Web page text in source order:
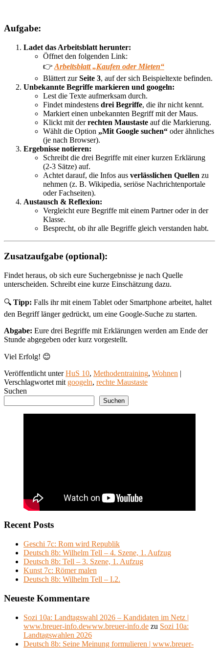
Aufgabe:
Ladet das Arbeitsblatt herunter:
Öffnet den folgenden Link:
👉 Arbeitsblatt „Kaufen oder Mieten“
Blättert zurSeite 3, auf der sich Beispieltexte befinden.
Unbekannte Begriffe markieren und googeln:
Lest die Texte aufmerksam durch.
Findet mindestens drei Begriffe, die ihr nicht kennt.
Markiert einen unbekannten Begriff mit der Maus.
Klickt mit derrechten Maustaste auf die Markierung.
Wählt die Option „Mit Google suchen“ oder ähnliches
(je nach Browser).
Ergebnisse notieren:
Schreibt die drei Begriffe mit einer kurzen Erklärung
(2-3 Sätze) auf.
Achtet darauf, die Infos aus verlässlichen Quellen zu
nehmen (z. B. Wikipedia, seriöse Nachrichtenportale
oder Fachseiten).
Austausch & Reflexion:
Vergleicht eure Begriffe mit einem Partner oder in der
Klasse.
Besprecht, ob ihr alle Begriffe gleich verstanden habt.
Zusatzaufgabe (optional):
Findet heraus, ob sich eure Suchergebnisse je nach Quelle
unterscheiden. Schreibt eine kurze Einschätzung dazu.
🔍 Tipp: Falls ihr mit einem Tablet oder Smartphone arbeitet, haltet
den Begriff länger gedrückt, um eine Google-Suche zu starten.
Abgabe: Eure drei Begriffe mit Erklärungen werden am Ende der
Stunde abgegeben oder kurz vorgestellt.
Viel Erfolg! 😊
Veröffentlicht unter HuS 10, Methodentraining, Wohnen |
Verschlagwortet mit googeln, rechte Maustaste
Suchen
Suchen
Recent Posts
Geschi 7c: Rom wird Republik
Deutsch 8b: Wilhelm Tell – 4. Szene, 1. Aufzug
Deutsch 8b: Tell – 3. Szene, 1. Aufzug
Kunst 7c: Römer malen
Deutsch 8b: Wilhelm Tell – I.2.
Neueste Kommentare
Sozi 10a: Landtagswahl 2026 – Kandidaten im Netz |
www.breuer-info.dewww.breuer-info.de zu Sozi 10a:
Landtagswahlen 2026
Deutsch 8b: Seine Meinung formulieren | www.breuer-